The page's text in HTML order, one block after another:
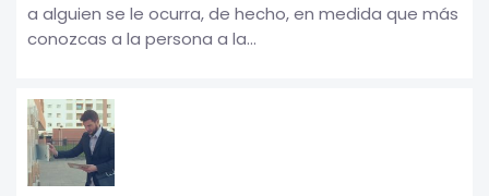
a alguien se le ocurra, de hecho, en medida que más
conozcas a la persona a la...